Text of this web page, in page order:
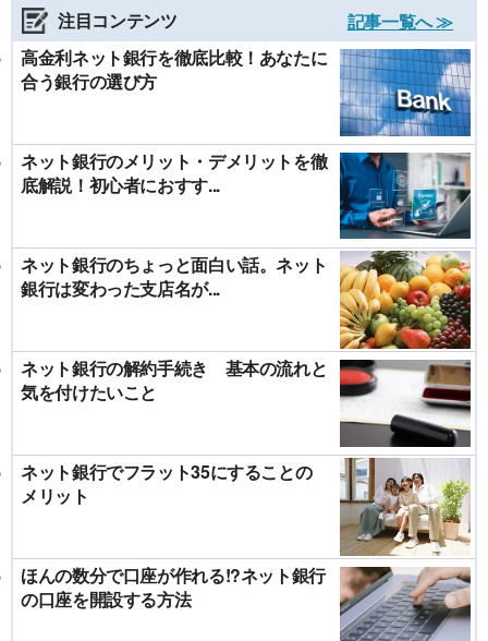
注目コンテンツ
記事一覧へ ≫
高金利ネット銀行を徹底比較！あなたに
合う銀行の選び方
ネット銀行のメリット・デメリットを徹
底解説！初心者におすす...
ネット銀行のちょっと面白い話。ネット
銀行は変わった支店名が...
ネット銀行の解約手続き 基本の流れと
気を付けたいこと
ネット銀行でフラット35にすることの
メリット
ほんの数分で口座が作れる!?ネット銀行
の口座を開設する方法